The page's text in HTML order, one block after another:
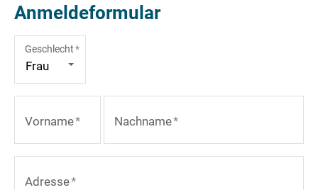
Anmeldeformular
Geschlecht*
Vorname* Nachname*
Adresse*